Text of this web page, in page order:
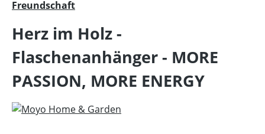
Freundschaft
Herz im Holz -
Flaschenanhänger - MORE
PASSION, MORE ENERGY